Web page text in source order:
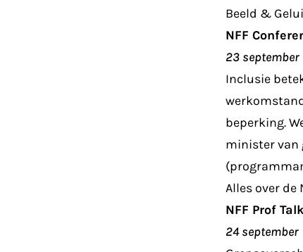
Beeld &
NFF
23 september
Inclusie
beperking.
minister van
Alles over de
NFF Prof
24 september